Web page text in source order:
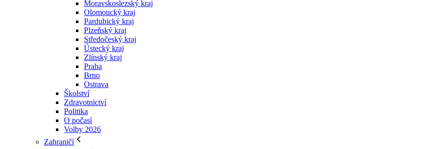
Moravskoslezský kraj
Olomoucký kraj
Pardubický kraj
Plzeňský kraj
Středočeský kraj
Ústecký kraj
Zlínský kraj
Praha
Brno
Ostrava
Školství
Zdravotnictví
Politika
O počasí
Volby 2026
Zahraničí